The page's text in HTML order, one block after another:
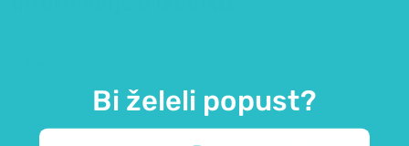
Jabolčne vlaknine v kombinaciji z
ovsenimi vlakninami za podporo prebavi.
Bi želeli popust?